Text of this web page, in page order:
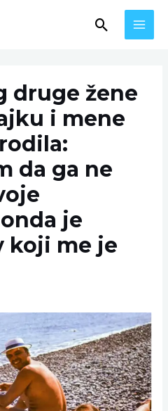
Search
druge žene
i mene
da ga ne
je
koji me je